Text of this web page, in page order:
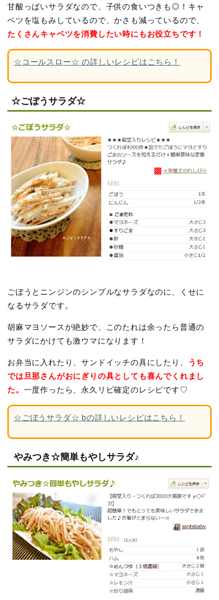
甘酸っぱいサラダなので、子供の食いつきも◎！キャ
ベツを塩もみしているので、かさも減っているので、
たくさんキャベツを消費したい時にもお役立ちです！
☆コールスロー☆ の詳しいレシピはこちら！
☆ごぼうサラダ☆
ごぼうとニンジンのシンプルなサラダなのに、くせに
なるサラダです。
胡麻マヨソースが絶妙で、このたれは余ったら普通の
サラダにかけても激ウマになります！
お弁当に入れたり、サンドイッチの具にしたり、
うち
では旦那さんがおにぎりの具としても喜んでくれまし
た。 一度作ったら、永久リピ確定のレシピです♡
☆ごぼうサラダ☆ bの詳しいレシピはこちら！
やみつき☆簡単もやしサラダ♪